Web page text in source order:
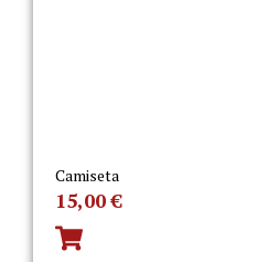
Camiseta
15,00€